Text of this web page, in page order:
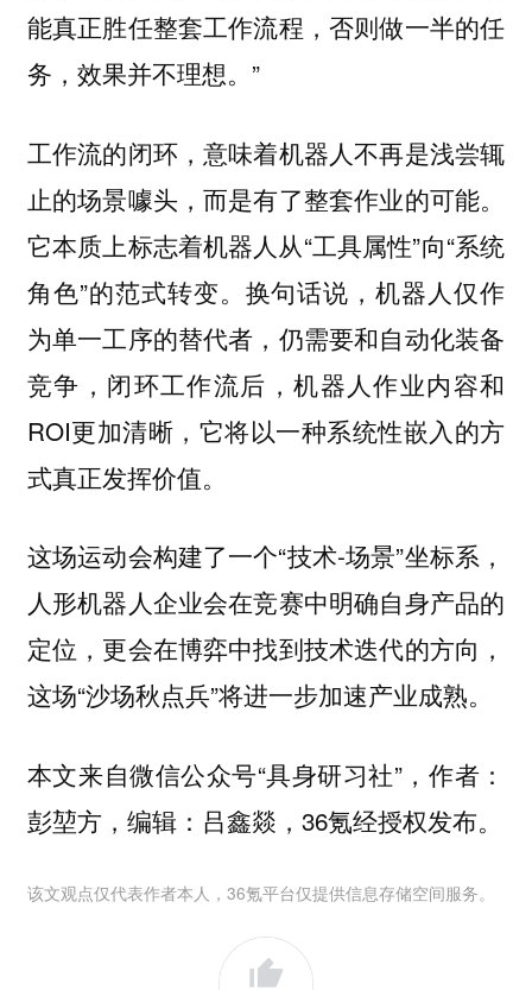
能真正胜任整套工作流程，否则做一半的任
务，效果并不理想。”
工作流的闭环，意味着机器人不再是浅尝辄
止的场景噱头，而是有了整套作业的可能。
它本质上标志着机器人从“工具属性”向“系统
角色”的范式转变。换句话说，机器人仅作
为单一工序的替代者，仍需要和自动化装备
竞争，闭环工作流后，机器人作业内容和
ROI更加清晰，它将以一种系统性嵌入的方
式真正发挥价值。
这场运动会构建了一个“技术-场景”坐标系，
人形机器人企业会在竞赛中明确自身产品的
定位，更会在博弈中找到技术迭代的方向，
这场“沙场秋点兵”将进一步加速产业成熟。
本文来自微信公众号“具身研习社”，作者：
彭堃方，编辑：吕鑫燚，36氪经授权发布。
该文观点仅代表作者本人，36氪平台仅提供信息存储空间服务。